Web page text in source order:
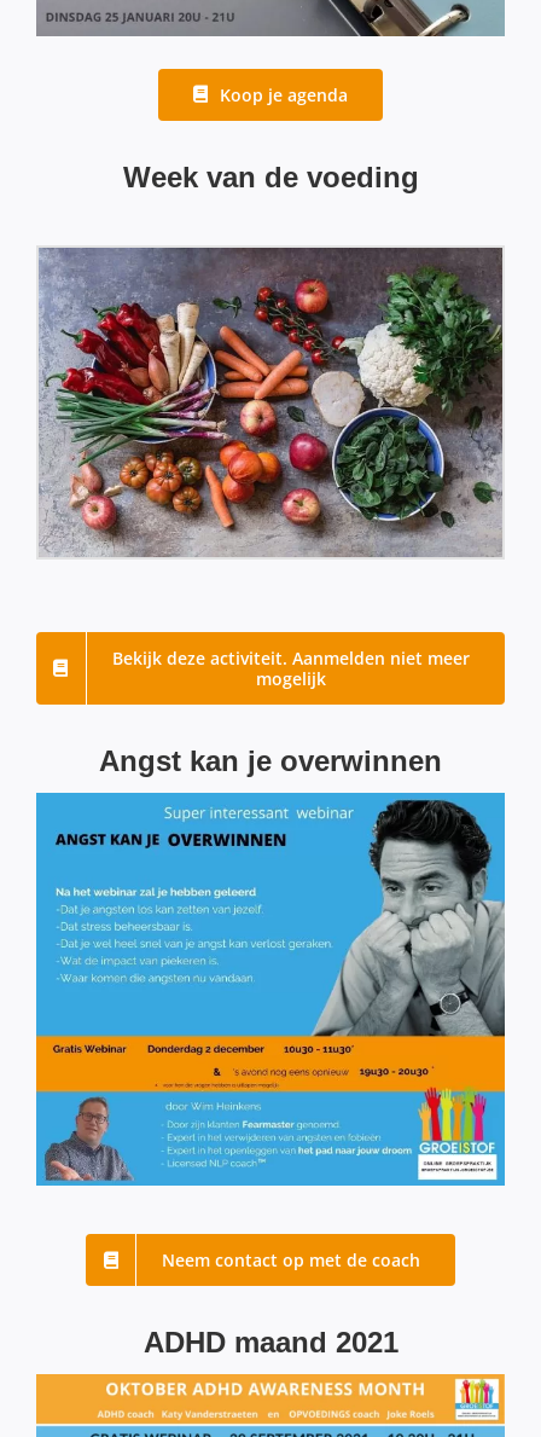
Koop je agenda
Week van de voeding
Bekijk deze activiteit. Aanmelden niet meer
mogelijk
Angst kan je overwinnen
Neem contact op met de coach
ADHD maand 2021